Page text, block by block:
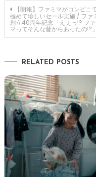
投
稿
ビ
ゲ
ー
シ
ョ
【朗報】ファミマがコンビニ
極めて珍しいセール実施 / ファ
創立40周年記念「えぇっ!? ファ
マってそんな昔からあったの!?」
RELATED POSTS